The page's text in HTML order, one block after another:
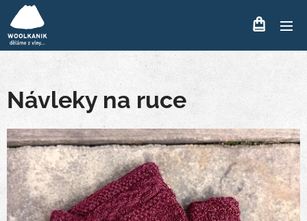
Návleky na ruce